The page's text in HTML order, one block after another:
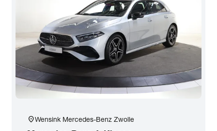
location_onWensink Mercedes-Benz Zwolle